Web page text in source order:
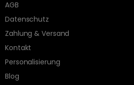
AGB
Datenschutz
Zahlung & Versand
Kontakt
Personalisierung
Blog